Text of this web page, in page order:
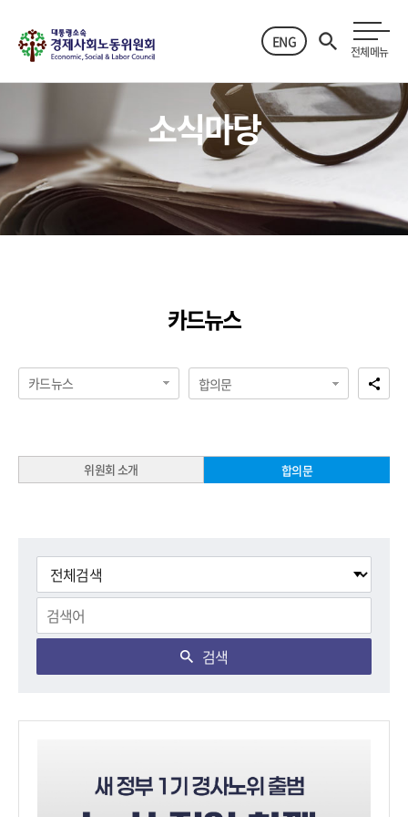
ENG
전체메뉴
소식마당
카드뉴스
카드뉴스 합의문
위원회 소개 합의문
검색